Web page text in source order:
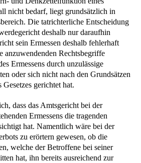
nicht bedarf, liegt grundsätzlich in
Die tatrichterliche Entscheidung
deshalb nur daraufhin
sein Ermessen deshalb fehlerhaft
anzuwendenden Rechtsbegriffe
Ermessens durch unzulässige
oder sich nicht nach den Grundsätzen
Gesetzes gerichtet hat.
dass das Amtsgericht bei der
Ermessens die tragenden
hat. Namentlich wäre bei der
zu erörtern gewesen, ob die
welche der Betroffene bei seiner
hat, ihn bereits ausreichend zur